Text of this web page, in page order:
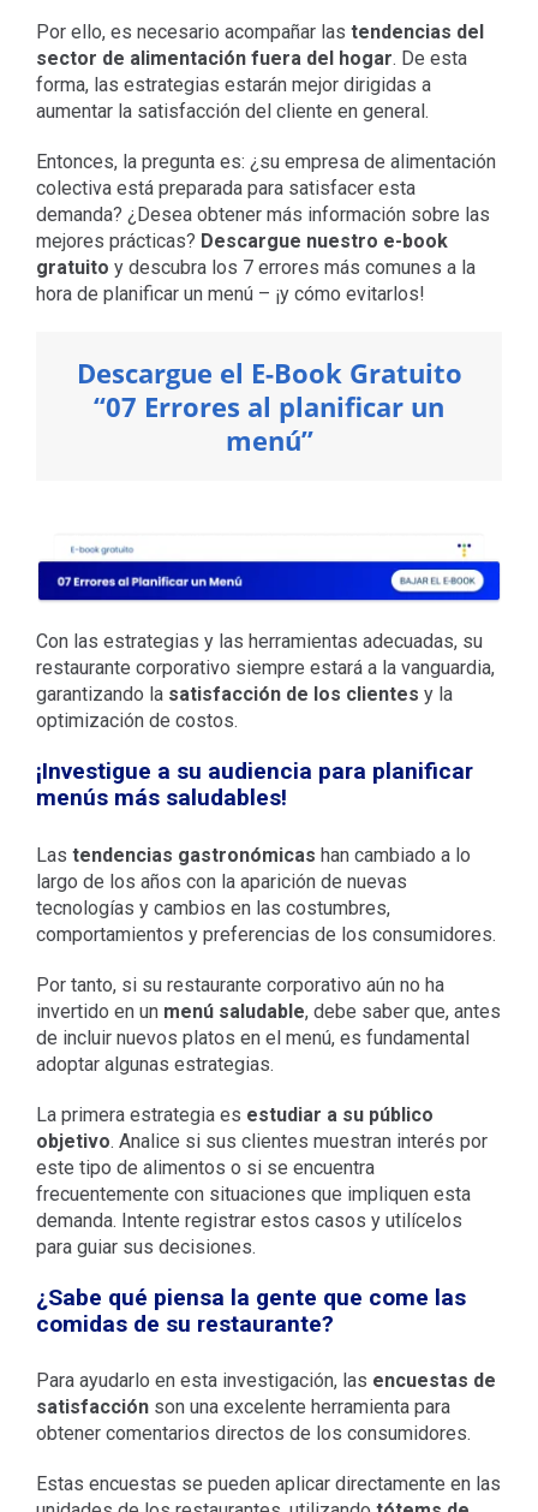
Por ello, es necesario acompañar las tendencias del
sector de alimentación fuera del hogar. De esta
forma, las estrategias estarán mejor dirigidas a
aumentar la satisfacción del cliente en general.
Entonces, la pregunta es: ¿su empresa de alimentación
colectiva está preparada para satisfacer esta
demanda? ¿Desea obtener más información sobre las
mejores prácticas? Descargue nuestro e-book
gratuito y descubra los 7 errores más comunes a la
hora de planificar un menú – ¡y cómo evitarlos!
Descargue el E-Book Gratuito
“07 Errores al planificar un
menú”
Con las estrategias y las herramientas adecuadas, su
restaurante corporativo siempre estará a la vanguardia,
garantizando la satisfacción de los clientes y la
optimización de costos.
¡Investigue a su audiencia para planificar
menús más saludables!
Las tendencias gastronómicas han cambiado a lo
largo de los años con la aparición de nuevas
tecnologías y cambios en las costumbres,
comportamientos y preferencias de los consumidores.
Por tanto, si su restaurante corporativo aún no ha
invertido en un menú saludable, debe saber que, antes
de incluir nuevos platos en el menú, es fundamental
adoptar algunas estrategias.
La primera estrategia es estudiar a su público
objetivo. Analice si sus clientes muestran interés por
este tipo de alimentos o si se encuentra
frecuentemente con situaciones que impliquen esta
demanda. Intente registrar estos casos y utilícelos
para guiar sus decisiones.
¿Sabe qué piensa la gente que come las
comidas de su restaurante?
Para ayudarlo en esta investigación, las encuestas de
satisfacciónson una excelente herramienta para
obtener comentarios directos de los consumidores.
Estas encuestas se pueden aplicar directamente en las